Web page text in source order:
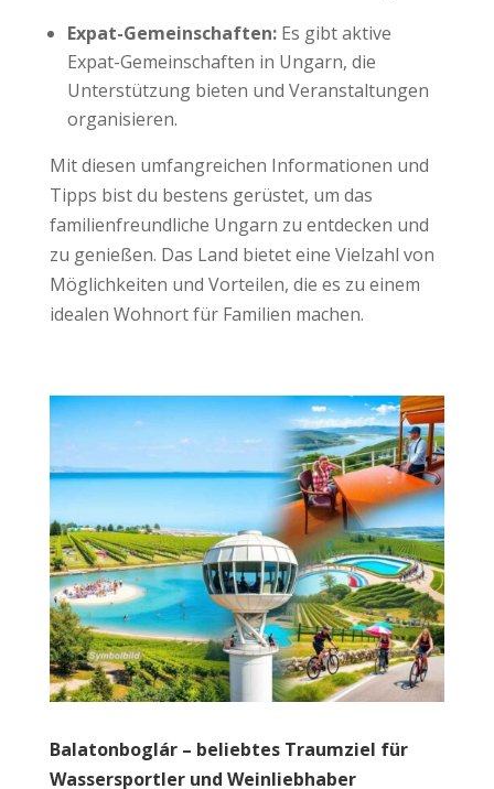
Expat-Gemeinschaften:Es gibt aktive
Expat-Gemeinschaften in Ungarn, die
Unterstützung bieten und Veranstaltungen
organisieren.
Mit diesen umfangreichen Informationen und
Tipps bist du bestens gerüstet, um das
familienfreundliche Ungarn zu entdecken und
zu genießen. Das Land bietet eine Vielzahl von
Möglichkeiten und Vorteilen, die es zu einem
idealen Wohnort für Familien machen.
Balatonboglár – beliebtes Traumziel für
Wassersportler und Weinliebhaber